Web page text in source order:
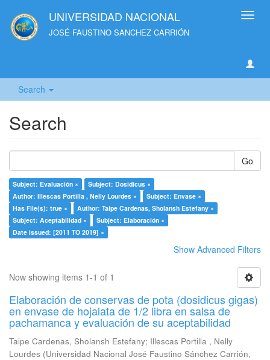
UNIVERSIDAD NACIONAL
JOSÉ FAUSTINO SANCHEZ CARRIÓN
Search
Search
Go
Subject: Evaluación ×
Subject: Dosidicus ×
Author: Illescas Portilla , Nelly Lourdes ×
Subject: Envase ×
Has File(s): true ×
Author: Taipe Cardenas, Sholansh Estefany ×
Subject: Aceptabilidad ×
Subject: Elaboración ×
Date issued: [2011 TO 2019] ×
Show Advanced Filters
Now showing items 1-1 of 1
Elaboración de conservas de pota (dosidicus gigas)
en envase de hojalata de 1/2 libra en salsa de
pachamanca y evaluación de su aceptabilidad
Taipe Cardenas, Sholansh Estefany; Illescas Portilla , Nelly
Lourdes (Universidad Nacional José Faustino Sánchez Carrión,